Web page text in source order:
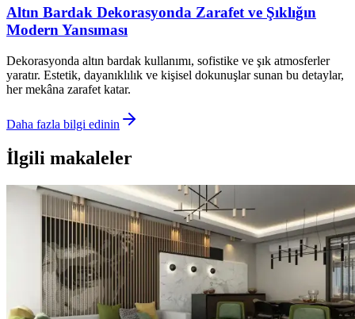
Altın Bardak Dekorasyonda Zarafet ve Şıklığın
Modern Yansıması
Dekorasyonda altın bardak kullanımı, sofistike ve şık atmosferler
yaratır. Estetik, dayanıklılık ve kişisel dokunuşlar sunan bu detaylar,
her mekâna zarafet katar.
Daha fazla bilgi edinin
İlgili makaleler